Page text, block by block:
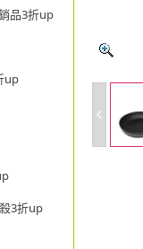
品3折up
up
3折up